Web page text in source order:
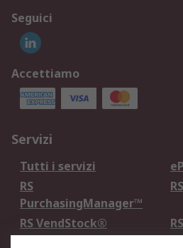
Seguici
Accettiamo
Servizi
Tutti i servizi
RS
PurchasingManager™
RS VendStock®